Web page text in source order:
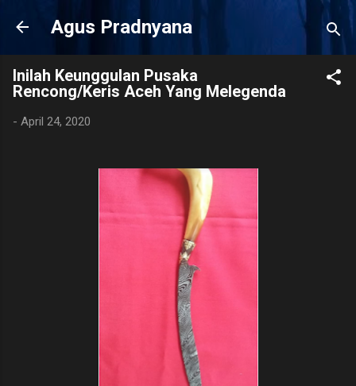
Langsung ke konten utama
Agus Pradnyana
Inilah Keunggulan Pusaka
Rencong/Keris Aceh Yang Melegenda
- April 24, 2020